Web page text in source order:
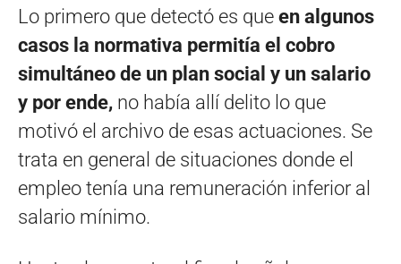
Lo primero que detectó es que en algunos
casos la normativa permitía el cobro
simultáneo de un plan social y un salario
y por ende, no había allí delito lo que
motivó el archivo de esas actuaciones. Se
trata en general de situaciones donde el
empleo tenía una remuneración inferior al
salario mínimo.